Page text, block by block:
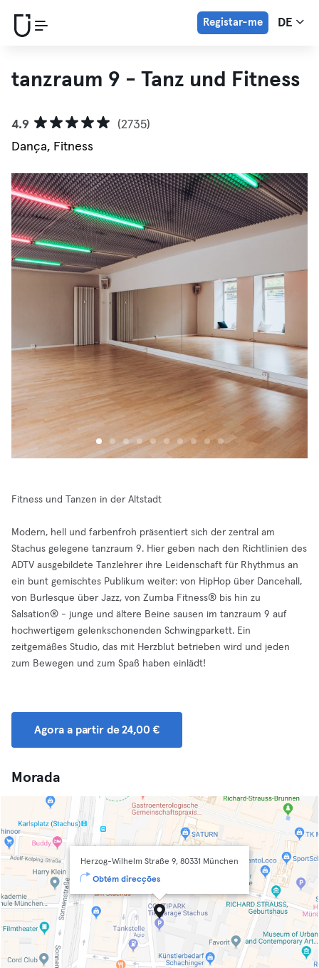
Registar-me DE
tanzraum 9 - Tanz und Fitness
4.9
(2735)
Dança, Fitness
Fitness und Tanzen in der Altstadt
Modern, hell und farbenfroh präsentiert sich der zentral am
Stachus gelegene tanzraum 9. Hier geben nach den Richtlinien des
ADTV ausgebildete Tanzlehrer ihre Leidenschaft für Rhythmus an
ein bunt gemischtes Publikum weiter: von HipHop über Dancehall,
von Burlesque über Jazz, von Zumba Fitness® bis hin zu
Salsation® - junge und ältere Beine sausen im tanzraum 9 auf
hochwertigem gelenkschonenden Schwingparkett. Ein
zeitgemäßes Studio, das mit Herzblut betrieben wird und jeden
zum Bewegen und zum Spaß haben einlädt!
Agora a partir de 24,00 €
Morada
Herzog-Wilhelm Straße 9, 80331 München
Obtém direcções